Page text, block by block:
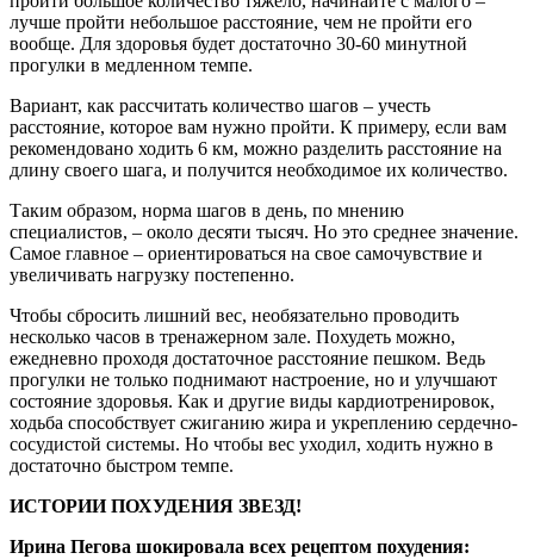
лучше пройти небольшое расстояние, чем не пройти его
вообще. Для здоровья будет достаточно 30-60 минутной
прогулки в медленном темпе.
Вариант, как рассчитать количество шагов – учесть
расстояние, которое вам нужно пройти. К примеру, если вам
рекомендовано ходить 6 км, можно разделить расстояние на
длину своего шага, и получится необходимое их количество.
Таким образом, норма шагов в день, по мнению
специалистов, – около десяти тысяч. Но это среднее значение.
Самое главное – ориентироваться на свое самочувствие и
увеличивать нагрузку постепенно.
Чтобы сбросить лишний вес, необязательно проводить
несколько часов в тренажерном зале. Похудеть можно,
ежедневно проходя достаточное расстояние пешком. Ведь
прогулки не только поднимают настроение, но и улучшают
состояние здоровья. Как и другие виды кардиотренировок,
ходьба способствует сжиганию жира и укреплению сердечно-
сосудистой системы. Но чтобы вес уходил, ходить нужно в
достаточно быстром темпе.
ИСТОРИИ ПОХУДЕНИЯ ЗВЕЗД!
Ирина Пегова шокировала всех рецептом похудения: